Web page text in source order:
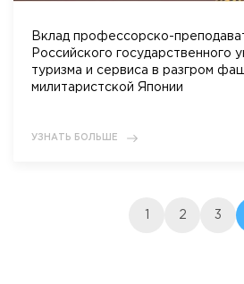
Вклад профессорско-
Российского государственного
туризма и сервиса в разгром
милитаристской Японии
УЗНАТЬ БОЛЬШЕ
2 3